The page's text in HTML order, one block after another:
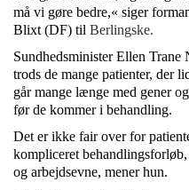
må vi gøre bedre,« siger
Blixt (DF) til Berlingske.
Sundhedsminister Ellen
trods de mange patienter, der
går mange længe med gener
før de kommer i behandling.
Det er ikke fair over for
kompliceret
og arbejdsevne, mener hun.